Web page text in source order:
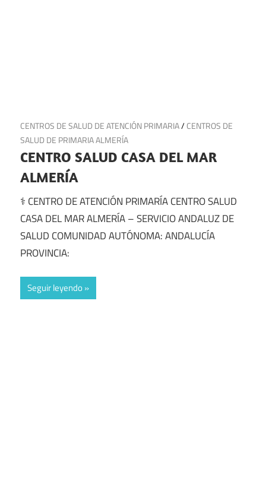
11 de julio de 2025
CENTROS DE SALUD DE ATENCIÓN PRIMARIA/CENTROS DE
SALUD DE PRIMARIA ALMERÍA
CENTRO SALUD CASA DEL MAR
ALMERÍA
⚕️ CENTRO DE ATENCIÓN PRIMARÍA CENTRO SALUD
CASA DEL MAR ALMERÍA – SERVICIO ANDALUZ DE
SALUD COMUNIDAD AUTÓNOMA: ANDALUCÍA
PROVINCIA:
Seguir leyendo